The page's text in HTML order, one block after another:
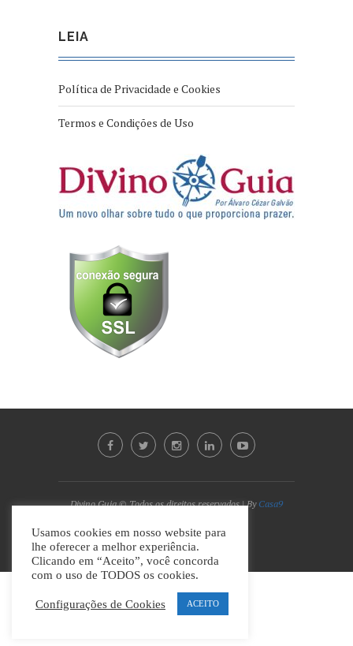
LEIA
Política de Privacidade e Cookies
Termos e Condições de Uso
Divino Guia © Todos os direitos reservados | By Casa9
VOLTAR AO TOPO
Usamos cookies em nosso website para
lhe oferecer a melhor experiência.
Clicando em “Aceito”, você concorda
com o uso de TODOS os cookies.
Configurações de Cookies ACEITO